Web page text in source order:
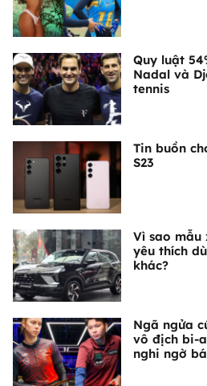
Quy luật
Nadal và
tennis
Tin buồn
S23
Vì sao mẫu
yêu thích
khác?
Ngã ngửa
vô địch bi-
nghi ngờ